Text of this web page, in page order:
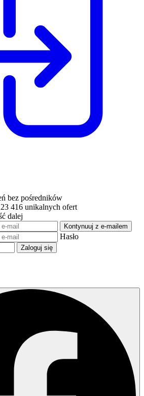
bez pośredników
416 unikalnych ofert
dalej
Kontynuuj z e-mailem
Hasło
Zaloguj się